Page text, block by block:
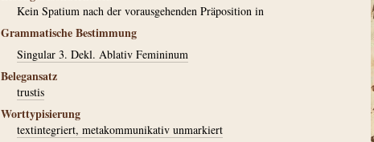
Kein Spatium nach der vorausgehenden Präposition in
Grammatische Bestimmung
Singular 3. Dekl. Ablativ Femininum
Belegansatz
trustis
Worttypisierung
textintegriert, metakommunikativ unmarkiert